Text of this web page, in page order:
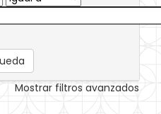
Mostrar filtros avanzados